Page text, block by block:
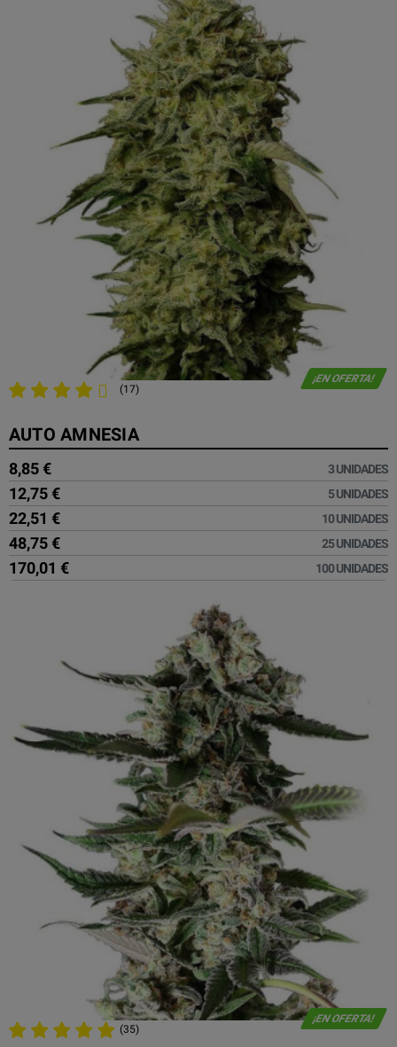
¡EN OFERTA!
(17)
AUTO AMNESIA
8,85 € 3 UNIDADES
12,75 € 5 UNIDADES
22,51 € 10 UNIDADES
48,75 € 25 UNIDADES
170,01 € 100 UNIDADES
¡EN OFERTA!
(35)